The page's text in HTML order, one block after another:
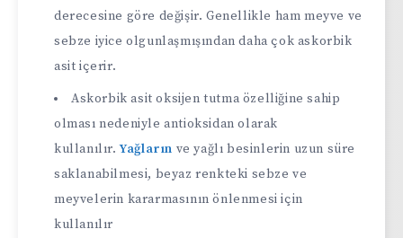
derecesine göre değişir. Genellikle ham meyve ve
sebze iyice olgunlaşmışından daha çok askorbik
asit içerir.
Askorbik asit oksijen tutma özelliğine sahip
olması nedeniyle antioksidan olarak
kullanılır.Yağların ve yağlı besinlerin uzun süre
saklanabilmesi, beyaz renkteki sebze ve
meyvelerin kararmasının önlenmesi için
kullanılır